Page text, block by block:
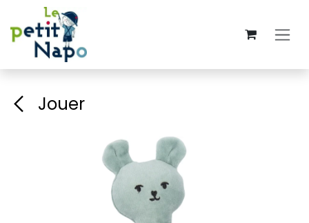
Se rendre au contenu
Jouer